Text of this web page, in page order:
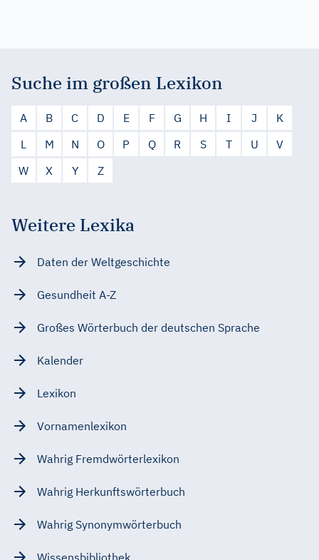
Suche im großen Lexikon
A B C D E F G H I J
K
L
M N O P Q R S T U
V
W
X Y Z
Weitere Lexika
Daten der Weltgeschichte
Gesundheit A-Z
Großes Wörterbuch der deutschen Sprache
Kalender
Lexikon
Vornamenlexikon
Wahrig Fremdwörterlexikon
Wahrig Herkunftswörterbuch
Wahrig Synonymwörterbuch
Wissensbibliothek